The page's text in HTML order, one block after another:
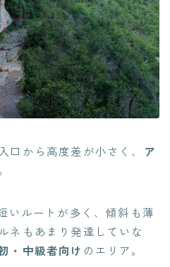
口から高度差が小さく、
ア
いルートが多く、傾斜も薄
ネもあまり発達していな
・中級者向け のエリア。